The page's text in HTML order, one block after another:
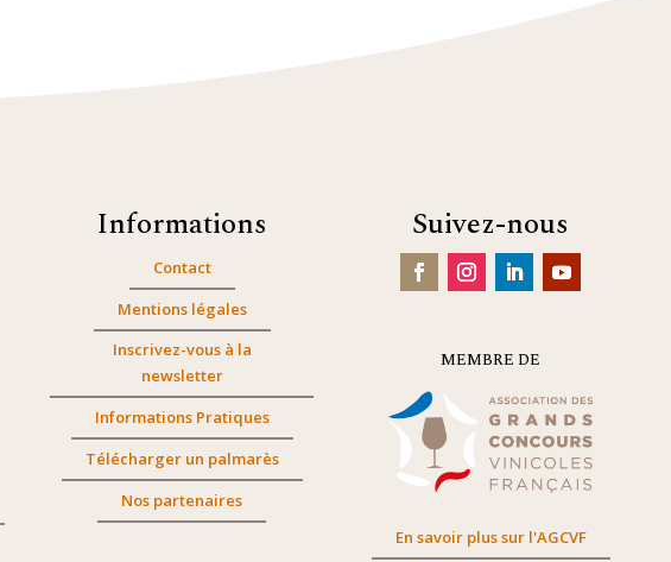
Informations
Contact
Mentions légales
Inscrivez-vous à la
newsletter
Informations Pratiques
Télécharger un palmarès
Nos partenaires
Suivez-nous
MEMBRE DE
En savoir plus sur l'AGCVF